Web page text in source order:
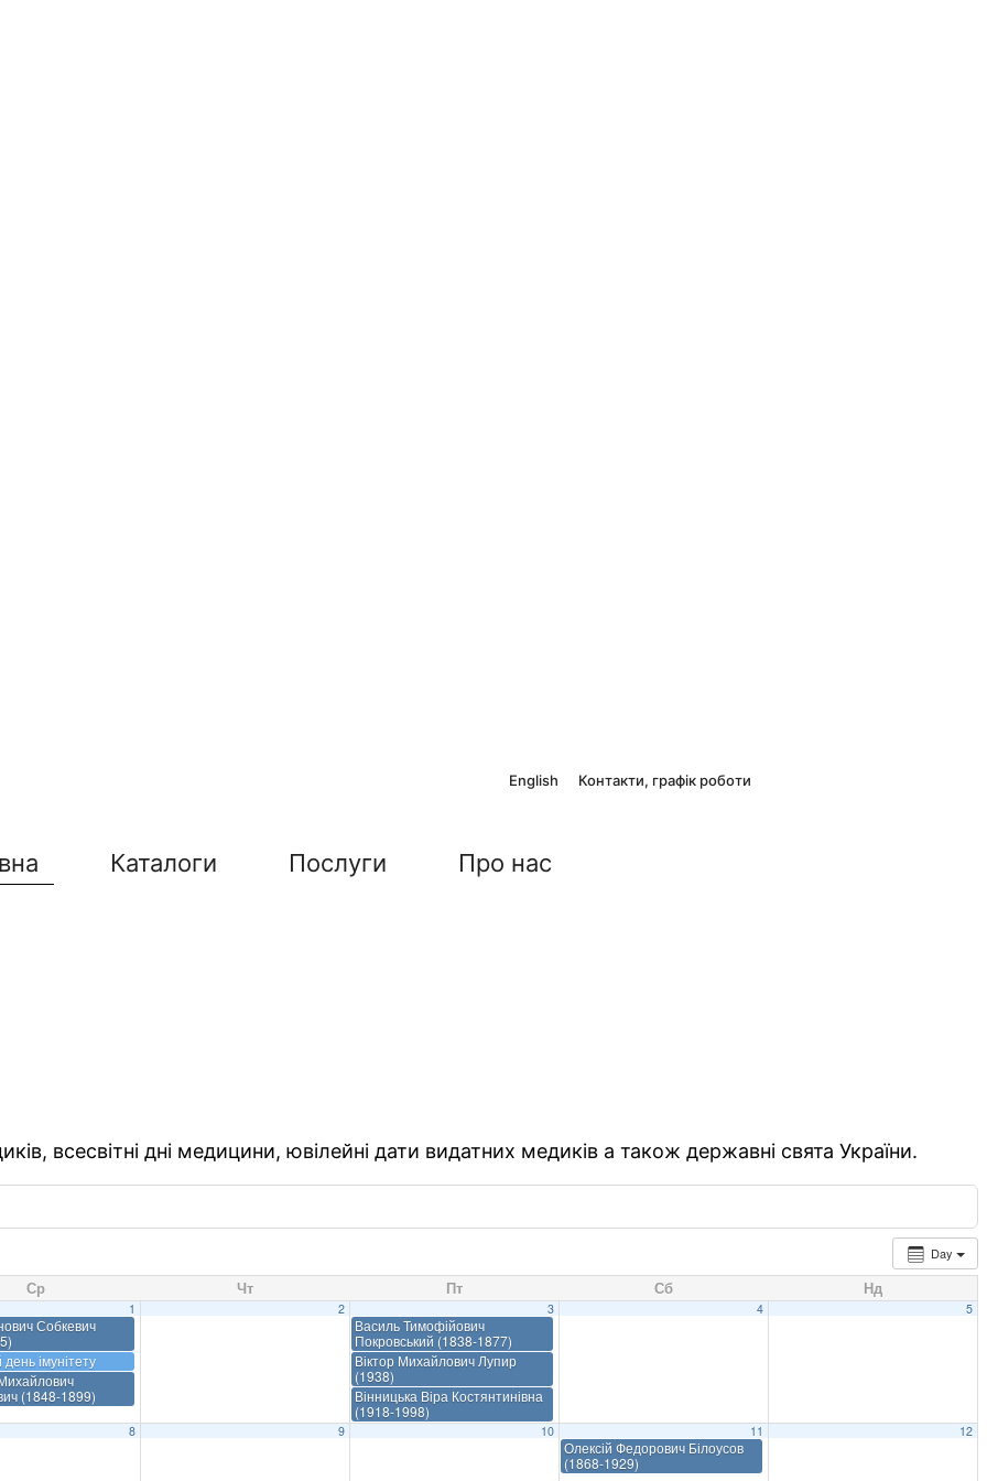
English Контакти, графік роботи
Каталоги Послуги Про нас
всесвітні дні медицини, ювілейні дати видатних медиків а також державні свята України.
Day
Ср Чт Пт Сб Нд
1
Собкевич
день імунітету
(1848-1899)
2 3
Василь Тимофійович
Покровський (1838-1877)
Віктор Михайлович Лупир
(1938)
Вінницька Віра Костянтинівна
(1918-1998)
4 5
8 9 10 11
Олексій Федорович Білоусов
(1868-1929)
12